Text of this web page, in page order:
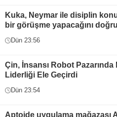
Kuka, Neymar ile disiplin
bir görüşme yapacağını
Dün 23:56
Çin, İnsansı Robot Pazarında
Liderliği Ele Geçirdi
Dün 23:54
Aptoide uygulama mağazası